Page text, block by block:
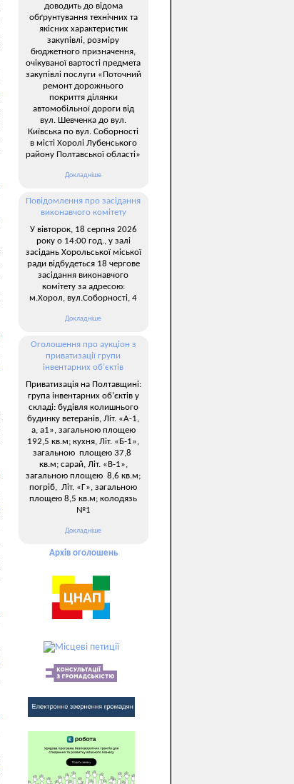
доводить до відома
обґрунтування технічних та
якісних характеристик
закупівлі, розміру
бюджетного призначення,
очікуваної вартості предмета
закупівлі послуги «Поточний
ремонт дорожнього
покриття ділянки
автомобільної дороги від
вул. Шевченка до вул.
Київська по вул. Соборності
в місті Хоролі Лубенського
району Полтавської області»
Докладніше
Повідомлення про засідання
виконавчого комітету
У вівторок, 18 серпня 2026
року о 14:00 год., у залі
засідань Хорольської міської
ради відбудеться 18 чергове
засідання виконавчого
комітету за адресою:
м.Хорол, вул.Соборності, 4
Докладніше
Оголошення про аукціон з
приватизації групи
інвентарних об’єктів
Приватизація на Полтавщині:
група інвентарних об’єктів у
складі: будівля колишнього
будинку ветеранів, Літ. «А-1,
а, а1», загальною площею
192,5 кв.м; кухня, Літ. «Б-1»,
загальною площею 37,8
кв.м; сарай, Літ. «В-1»,
загальною площею 8,6 кв.м;
погріб, Літ. «Г», загальною
площею 8,5 кв.м; колодязь
№1
Докладніше
Архів оголошень